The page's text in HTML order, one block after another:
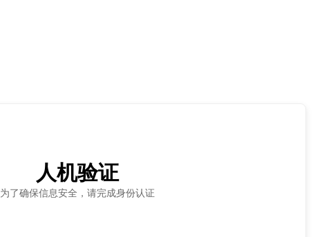
人机验证
为了确保信息安全，请完成身份认证